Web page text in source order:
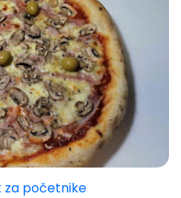
za početnike